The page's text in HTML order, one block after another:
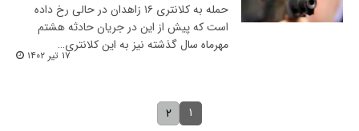
حمله به کلانتری ۱۶ زاهدان در حالی رخ داده
است که پیش از این در جریان حادثه هشتم
مهرماه سال گذشته نیز به این کلانتری…
۱۷ تیر ۱۴۰۲
۱ ۲